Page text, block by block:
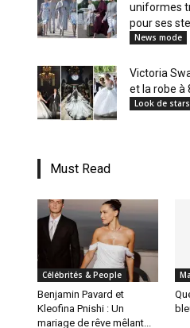
uniformes
pour ses
News mode
Victoria
et la robe à
Look de stars
Must Read
Célébrités & People
Benjamin Pavard et
Kleofina Pnishi : Un
mariage de rêve mêlant...